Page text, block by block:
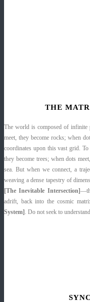
THE
The world is composed of infinite
meet, they become rocks; when
coordinates upon this vast grid.
they become trees; when dots
sea. But when we connect, a
weaving a dense tapestry of
[The Inevitable Intersection]
adrift, back into the cosmic
System] . Do not seek to